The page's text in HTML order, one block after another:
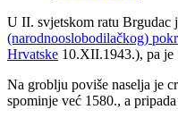
U II. svjetskom ratu Brgudac
(narodnooslobodilačkog)
Hrvatske 10.XII.1943.), pa je
Na groblju poviše naselja je
spominje već 1580., a